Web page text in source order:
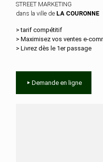
STREET MARKETING
dans la ville de LA COURONNE
> tarif compétitif
> Maximisez vos ventes
> Livrez dès le 1er passage
Demande en ligne